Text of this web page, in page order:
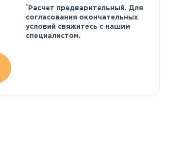
* Расчет предварительный. Для
согласования окончательных
условий свяжитесь с нашим
специалистом.